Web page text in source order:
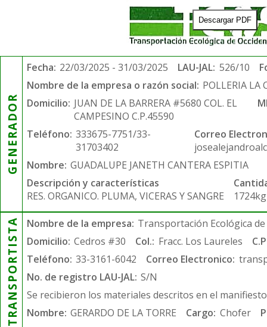
Descargar PDF
GENERADOR
Fecha: 22/03/2025 - 31/03/2025 LAU-JAL: 526/10
Nombre de la empresa o razón social: POLLERIA LA
Domicilio: JUAN DE LA BARRERA #5680 COL. EL
CAMPESINO C.P.45590
Teléfono: 333675-7751/33-
31703402
Correo
Nombre: GUADALUPE JANETH CANTERA ESPITIA
Descripción y características
RES. ORGANICO. PLUMA, VICERAS Y SANGRE
1724kg
TRANSPORTISTA Nombre de la empresa: Transportación Ecológica de
Domicilio: Cedros #30 Col.: Fracc. Los Laureles
Teléfono: 33-3161-6042 Correo Electronico:
No. de registro LAU-JAL: S/N
Se recibieron los materiales descritos en el
Nombre: GERARDO DE LA TORRE Cargo: Chofer